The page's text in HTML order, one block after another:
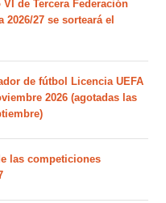
de Tercera Federación
2026/27 se sorteará el
de fútbol Licencia UEFA
2026 (agotadas las
las competiciones